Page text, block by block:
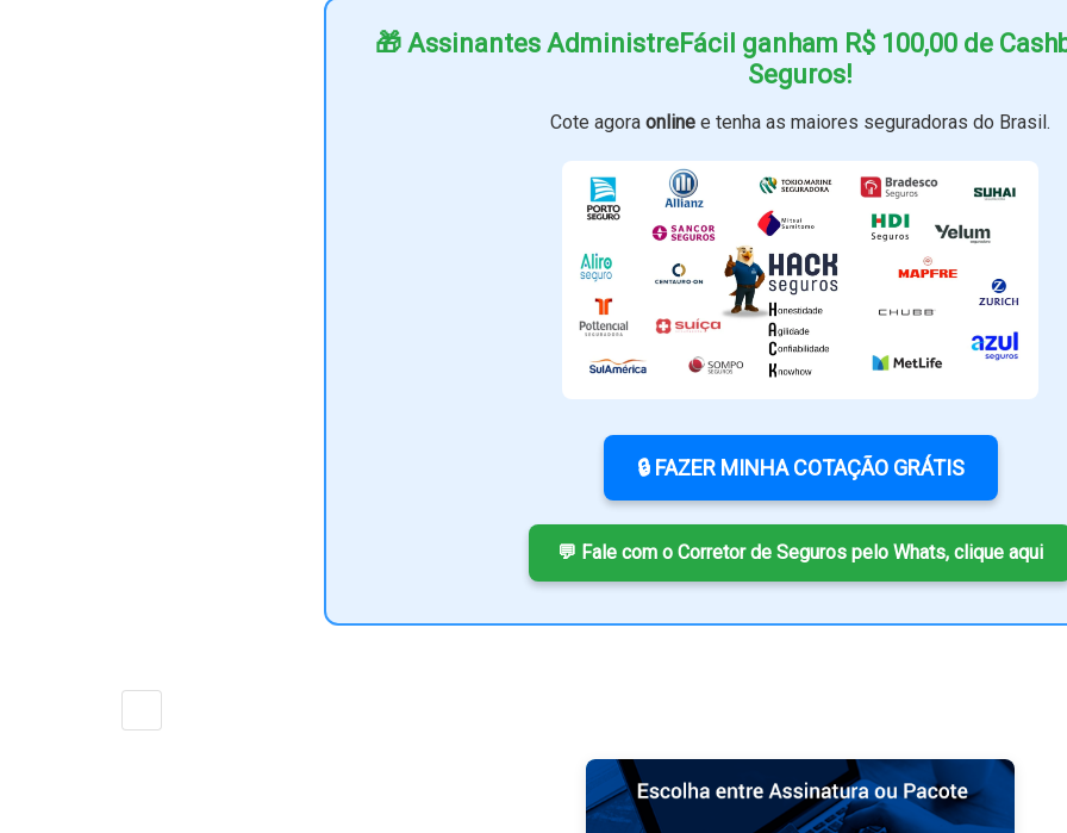
🎁 Assinantes AdministreFácil ganham R$ 100,00 de
Seguros!
Cote agora online e tenha as maiores seguradoras do Brasil.
🔒 FAZER MINHA COTAÇÃO GRÁTIS
💬 Fale com o Corretor de Seguros pelo Whats, clique aqui